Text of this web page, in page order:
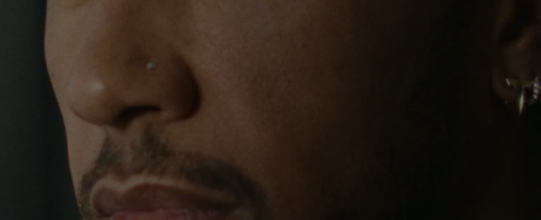
SIE,
UM
ES
AUFHEBEN
DER
herausgeführt. Getrieben von seiner Lust auf neue
Erfahrungen in der Welt hört er nicht auf, sich
selbst herauszufordern und immer weiter zu lernen.
Sein RIMOWA Pilot ist immer an seiner Seite – und
jede Spur auf ihm erzählt die Geschichte eines